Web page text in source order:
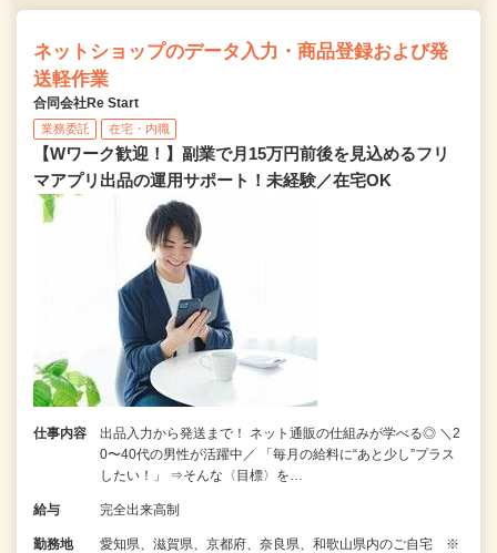
ネットショップのデータ入力・商品登録および発
送軽作業
合同会社Re Start
業務委託 在宅・内職
【Wワーク歓迎！】副業で月15万円前後を見込めるフリ
マアプリ出品の運用サポート！未経験／在宅OK
仕事内容
出品入力から発送まで！ ネット通販の仕組みが学べる◎ ＼2
0〜40代の男性が活躍中／ 「毎月の給料に“あと少し”プラス
したい！」 ⇒そんな〈目標〉を…
給与 完全出来高制
勤務地
愛知県、滋賀県、京都府、奈良県、和歌山県内のご自宅 ※